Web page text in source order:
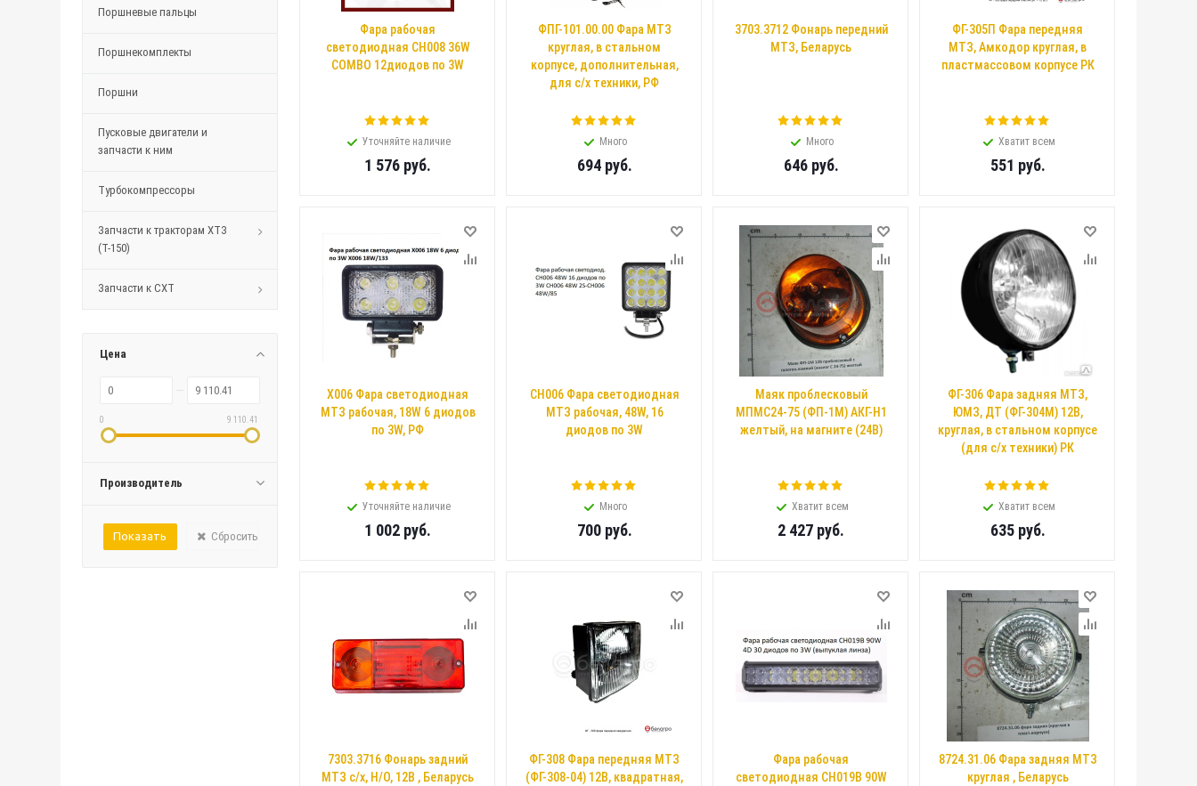
Поршневые пальцы
Поршнекомплекты
Поршни
Пусковые двигатели и
запчасти к ним
Турбокомпрессоры
Запчасти к тракторам ХТЗ
(Т-150)
Запчасти к СХТ
Цена
0 9 110.41
Производитель
Сбросить
Фара рабочая
светодиодная CH008 36W
COMBO 12диодов по 3W
Уточняйте наличие
1 576 руб.
ФПГ-101.00.00 Фара МТЗ
круглая, в стальном
корпусе, дополнительная,
для с/х техники, РФ
Много
694руб.
3703.3712 Фонарь передний
МТЗ, Беларусь
Много
646руб.
ФГ-305П Фара передняя
МТЗ, Амкодор круглая, в
пластмассовом корпусе РК
Хватит всем
551 руб.
X006 Фара светодиодная
МТЗ рабочая, 18W 6 диодов
по 3W, РФ
Уточняйте наличие
1 002 руб.
CH006 Фара светодиодная
МТЗ рабочая, 48W, 16
диодов по 3W
Много
700руб.
Маяк проблесковый
МПМС24-75 (ФП-1М) АКГ-Н1
желтый, на магните (24В)
Хватит всем
2 427 руб.
ФГ-306 Фара задняя МТЗ,
ЮМЗ, ДТ (ФГ-304М) 12В,
круглая, в стальном корпусе
(для с/х техники) РК
Хватит всем
635руб.
7303.3716 Фонарь задний
МТЗ с/х, Н/О, 12В , Беларусь
ФГ-308 Фара передняя МТЗ
(ФГ-308-04) 12В, квадратная,
Фара рабочая
светодиодная CH019B 90W
8724.31.06 Фара задняя МТЗ
круглая , Беларусь